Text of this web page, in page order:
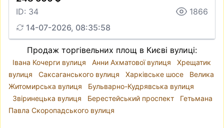
ID: 34
1866
14-07-2026, 08:35:58
Продаж торгівельних площ в Києві вулиці:
Івана Кочерги вулиця Анни Ахматової вулиця
Хрещатик
вулиця
Саксаганського вулиця Харківське шосе
Велика
Житомирська вулиця
Бульварно-Кудрявська вулиця
Звіринецька вулиця
Берестейський проспект
Гетьмана
Павла Скоропадського вулиця